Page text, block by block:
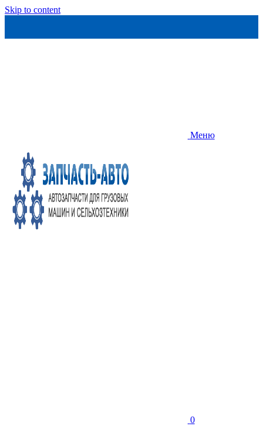
Skip to content
Меню
0